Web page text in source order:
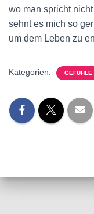
wo man spricht
sehnt es mich so
um dem Leben zu
Kategorien: GEFÜHLE